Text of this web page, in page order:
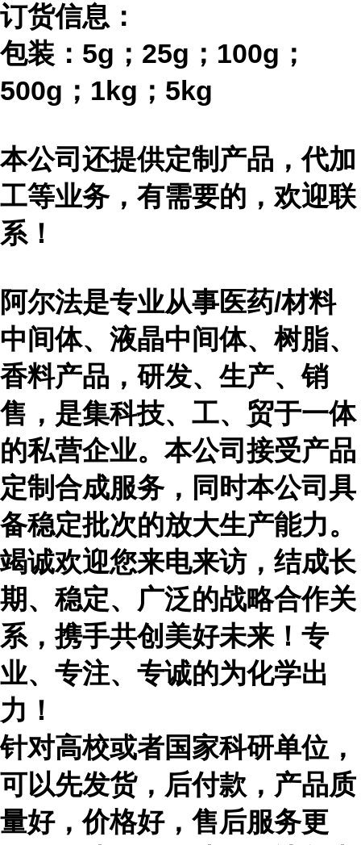
订货信息：
包装： 5g；25g；100g；
500g；1kg；5kg
本公司还提供定制产品，代加
工等业务，有需要的，欢迎联
系！
阿尔法是专业从事医药/材料
中间体、液晶中间体、树脂、
香料产品，研发、生产、销
售，是集科技、工、贸于一体
的私营企业。本公司接受产品
定制合成服务，同时本公司具
备稳定批次的放大生产能力。
竭诚欢迎您来电来访，结成长
期、稳定、广泛的战略合作关
系，携手共创美好未来！专
业、专注、专诚的为化学出
力！
针对高校或者国家科研单位，
可以先发货，后付款，产品质
量好，价格好，售后服务更